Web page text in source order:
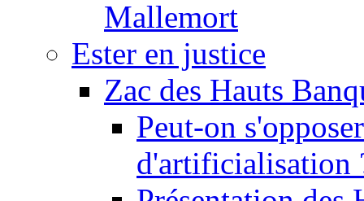
Mallemort
Ester en justice
Zac des Hauts
Peut-on
d'artificialisation